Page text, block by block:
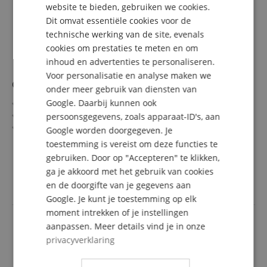
Ortofon Concorde Pro S Reserve Naald Zwart
Reserve-naald voor Pro S Concorde & Pro S OM System
Sferische slijping
Uitgangsspanning (5 cm/s): 5 mV
Frequentiebereik: 20 - 18.000 Hz
Uitstekend geschikt om te scratchen
Weinig vinylslijtage & goede klank
meer laten zien
36,40 €
incl. BTW +Verzendkosten
(NL)
ITALIAN
SPANISH
website te bieden, gebruiken we cookies.
Dit omvat essentiële cookies voor de
technische werking van de site, evenals
cookies om prestaties te meten en om
inhoud en advertenties te personaliseren.
Voor personalisatie en analyse maken we
onder meer gebruik van diensten van
Google. Daarbij kunnen ook
persoonsgegevens, zoals apparaat-ID's, aan
Google worden doorgegeven. Je
toestemming is vereist om deze functies te
gebruiken. Door op "Accepteren" te klikken,
ga je akkoord met het gebruik van cookies
en de doorgifte van je gegevens aan
Google. Je kunt je toestemming op elk
moment intrekken of je instellingen
aanpassen. Meer details vind je in onze
privacyverklaring